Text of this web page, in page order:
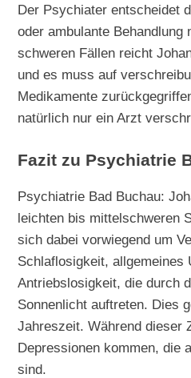
Der Psychiater entscheidet
oder ambulante Behandlung
schweren Fällen reicht
und es muss auf
Medikamente
natürlich nur ein Arzt
Fazit zu Psychiatrie
Psychiatrie Bad Buchau:
leichten bis mittelschweren
sich dabei vorwiegend um
Schlaflosigkeit, allgemeines
Antriebslosigkeit, die durch
Sonnenlicht auftreten. Dies
Jahreszeit. Während dieser
Depressionen kommen, die
sind.